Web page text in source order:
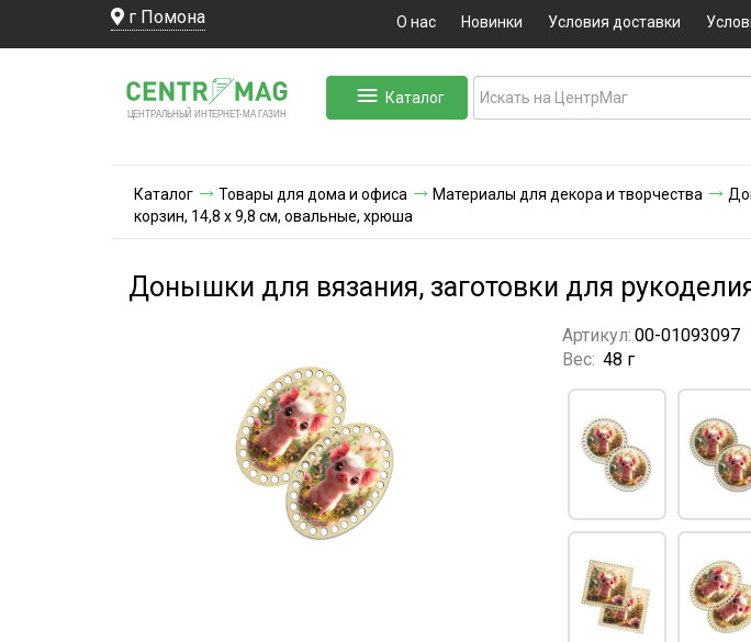
г Помона О нас Новинки Условия доставки
ЦЕНТРАЛЬНЫЙ ИНТЕРНЕТ-МА ГАЗИН
Каталог
Каталог Товары для дома и офиса Материалы для декора и творчества
корзин, 14,8 х 9,8 см, овальные, хрюша
Донышки для вязания, заготовки для
Артикул: 00-01093097
Вес: 48 г